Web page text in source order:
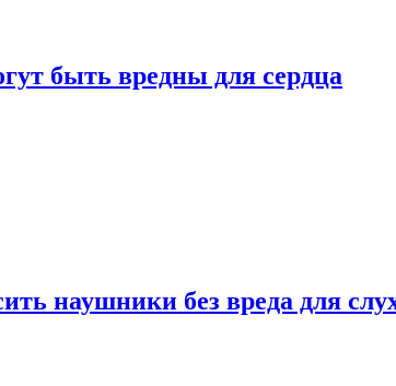
быть вредны для сердца
наушники без вреда для